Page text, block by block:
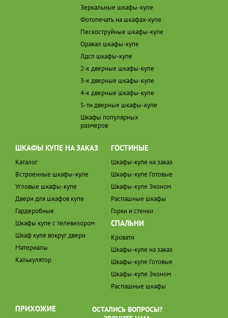
Зеркальные шкафы-купе
Фотопечать на шкафах-купе
Пескоструйные шкафы-купе
Оракал шкафы-купе
Лдсп шкафы-купе
2-х дверные шкафы-купе
3-х дверные шкафы-купе
4-х дверные шкафы-купе
5-ти дверные шкафы-купе
Шкафы популярных
размеров
ШКАФЫ КУПЕ НА ЗАКАЗ
Каталог
Встроенные шкафы-купе
Угловые шкафы-купе
Двери для шкафов купе
Гардеробные
Шкафы купе с телевизором
Шкаф купе вокруг двери
Материалы
Калькулятор
ГОСТИНЫЕ
Шкафы-купе на заказ
Шкафы-купе Готовые
Шкафы-купе Эконом
Распашные шкафы
Горки и стенки
СПАЛЬНИ
Кровати
Шкафы-купе на заказ
Шкафы-купе Готовые
Шкафы-купе Эконом
Распашные шкафы
ПРИХОЖИЕ
ОСТАЛИСЬ ВОПРОСЫ?